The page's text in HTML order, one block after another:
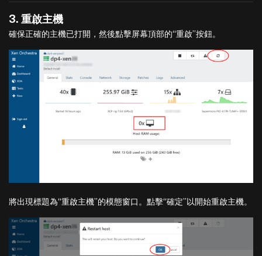
3. 重啟主機
確保正確的主機已打開，然後點擊屏幕頂部的“重啟”按鈕。
將出現標題為“重啟主機”的模態窗口。點擊“確定”以開始重啟主機。